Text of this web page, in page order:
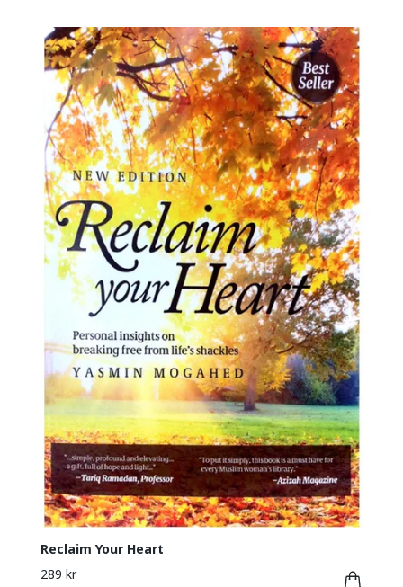
Reclaim Your Heart
289 kr